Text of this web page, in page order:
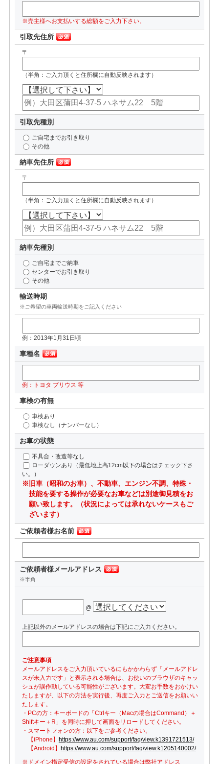
※売主様へお支払いする総額をご入力下さい。
引取先住所
〒
（半角：ご入力頂くと住所欄に自動反映されます）
引取先種別
ご自宅までお引き取り
その他
納車先住所
〒
（半角：ご入力頂くと住所欄に自動反映されます）
納車先種別
ご自宅までご納車
センターでお引き取り
その他
輸送時期
※ご希望の車両輸送時期をご記入ください
例：2013年1月31日頃
車種名
例：トヨタ プリウス 等
車検の有無
車検あり
車検なし（ナンバーなし）
お車の状態
不具合・改造等なし
ローダウンあり（最低地上高12cm以下の場合はチェック下さ
い。）
※旧車（昭和のお車）、不動車、エンジン不調、特殊・
技能を要する操作が必要なお車などは別途御見積をお
願い致します。（状況によっては承れないケースもご
ざいます）
ご依頼者様お名前
ご依頼者様メールアドレス
※半角
@
上記以外のメールアドレスの場合は下記にご入力ください。
ご注意事項
メールアドレスをご入力頂いているにもかかわらず「メールアドレ
スが未入力です」と表示される場合は、お使いのブラウザのキャッ
シュが誤作動している可能性がございます。大変お手数をおかけい
たしますが、以下の方法を実行後、再度ご入力とご送信をお願いい
たします。
・PCの方：キーボードの「Ctrlキー（Macの場合はCommand）＋
Shiftキー＋R」を同時に押して画面をリロードしてください。
・スマートフォンの方：以下をご参考ください。
【iPhone】 https://www.au.com/support/faq/view.k1391721513/
【Android】 https://www.au.com/support/faq/view.k1205140002/
※ドメイン指定受信の設定をされている場合は弊社アドレス